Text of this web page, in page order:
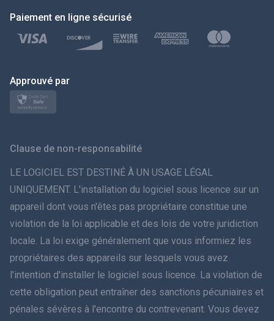
Türkçe
Polski
日本
ภาษาไทย
Dansk
हिंदी
עברית
Paiement en ligne sécurisé
Approuvé par
Clause de non-responsabilité
LE LOGICIEL EST DESTINÉ À UN USAGE LÉGAL
UNIQUEMENT. L'installation du logiciel sous licence sur un
appareil dont vous n'êtes pas propriétaire constitue une
violation de la loi applicable et des lois de votre juridiction
locale. La loi exige généralement que vous informiez les
propriétaires des appareils sur lesquels vous avez
l'intention d'installer le logiciel sous licence. La violation de
cette obligation peut entraîner des sanctions pécuniaires et
pénales sévères à l'encontre du contrevenant. Vous devez